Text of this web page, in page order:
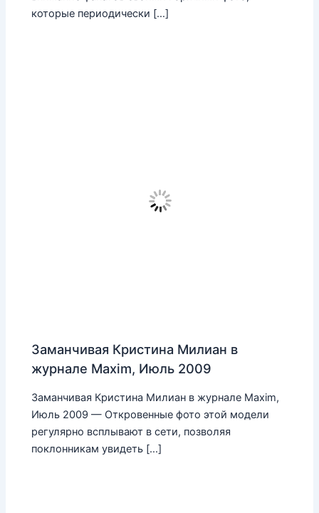
которые периодически […]
Заманчивая Кристина Милиан в
журнале Maxim, Июль 2009
Заманчивая Кристина Милиан в журнале Maxim,
Июль 2009 — Откровенные фото этой модели
регулярно всплывают в сети, позволяя
поклонникам увидеть […]